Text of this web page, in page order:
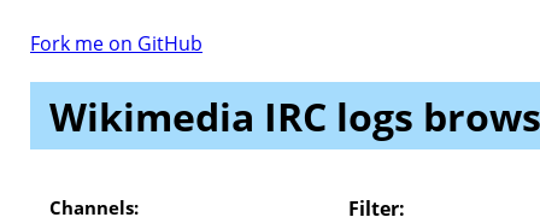
Fork me on GitHub
Wikimedia IRC logs
Channels:
Filter: